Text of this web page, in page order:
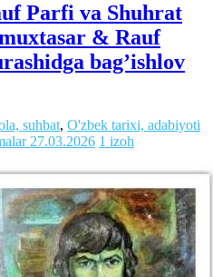
Parfi va Shuhrat
& Rauf
bag’ishlov
suhbat, O'zbek tarixi, adabiyoti
27.03.2026 1 izoh